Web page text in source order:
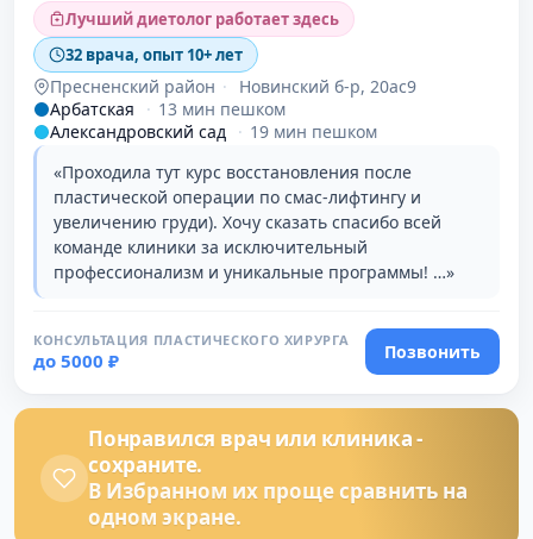
Лучший диетолог работает здесь
32 врача, опыт 10+ лет
Пресненский район ·
Новинский б-р, 20ас9
Арбатская
· 13 мин пешком
Александровский сад · 19 мин пешком
«Проходила тут курс восстановления после
пластической операции по смас-лифтингу и
увеличению груди). Хочу сказать спасибо всей
команде клиники за исключительный
профессионализм и уникальные программы! …»
КОНСУЛЬТАЦИЯ ПЛАСТИЧЕСКОГО ХИРУРГА
до 5000 ₽ Позвонить
Понравился врач или клиника -
сохраните.
В Избранном их проще сравнить на
одном экране.